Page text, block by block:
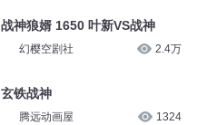
战神狼婿 1650 叶新VS战神
幻樱空剧社 2.4万
玄铁战神
腾远动画屋 1324